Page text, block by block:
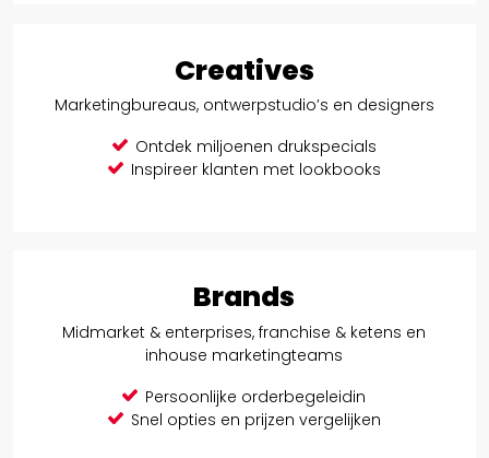
Creatives
Marketingbureaus, ontwerpstudio’s en designers
Ontdek miljoenen drukspecials
Inspireer klanten met lookbooks
Brands
Midmarket & enterprises, franchise & ketens en
inhouse marketingteams
Persoonlijke orderbegeleidin
Snel opties en prijzen vergelijken